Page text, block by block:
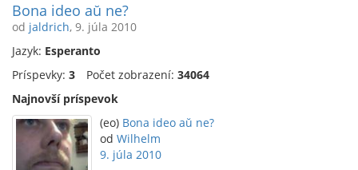
Bona ideo aŭ ne?
od jaldrich, 9. júla 2010
Jazyk: Esperanto
Príspevky: 3 Počet zobrazení: 34064
Najnovší príspevok
(eo) Bona ideo aŭ ne?
od Wilhelm
9. júla 2010